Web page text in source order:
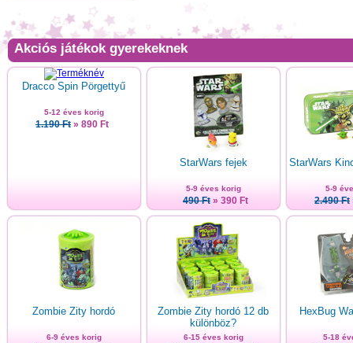
Akciós játékok gyerekeknek
Dracco Spin Pörgettyű
5-12 éves korig
1.190 Ft » 890 Ft
StarWars fejek
5-9 éves korig
490 Ft » 390 Ft
StarWars
5-9
2.490 Ft
Zombie Zity hordó
6-9 éves korig
Zombie Zity hordó 12 db
különböz?
6-15 éves korig
HexBug
5-18